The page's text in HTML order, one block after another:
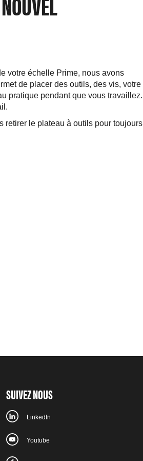
votre échelle Prime, nous avons
de placer des outils, des vis, votre
pratique pendant que vous travaillez.
retirer le plateau à outils pour toujours
SUIVEZ NOUS
LinkedIn
Youtube